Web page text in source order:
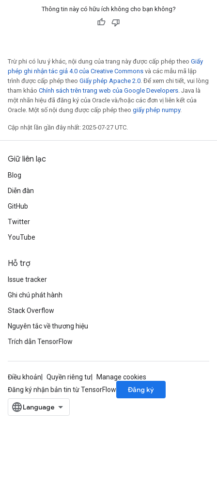
Thông tin này có hữu ích không cho bạn không?
Trừ phi có lưu ý khác, nội dung của trang này được cấp phép theo Giấy
phép ghi nhận tác giả 4.0 của Creative Commons và các mẫu mã lập
trình được cấp phép theo Giấy phép Apache 2.0. Để xem chi tiết, vui lòng
tham khảo Chính sách trên trang web của Google Developers. Java là
một nhãn hiệu đã đăng ký của Oracle và/hoặc các đơn vị liên kết của
Oracle. Một số nội dung được cấp phép theo giấy phép numpy.
Cập nhật lần gần đây nhất: 2025-07-27 UTC.
Giữ liên lạc
Blog
Diễn đàn
GitHub
Twitter
YouTube
Hỗ trợ
Issue tracker
Ghi chú phát hành
Stack Overflow
Nguyên tắc về thương hiệu
Trích dẫn TensorFlow
Điều khoản Quyền riêng tư
Manage cookies
Đăng ký nhận bản tin từ TensorFlow
Đăng ký